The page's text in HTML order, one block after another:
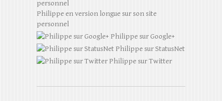
Philippe en version longue sur son site
personnel
Philippe sur Google+
Philippe sur StatusNet
Philippe sur Twitter